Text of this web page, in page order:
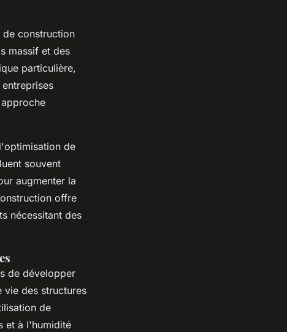
de construction
massif et des
particulière,
de
souvent
augmenter la
offre
nécessitant des
de développer
vie des structures
de
et à l'humidité